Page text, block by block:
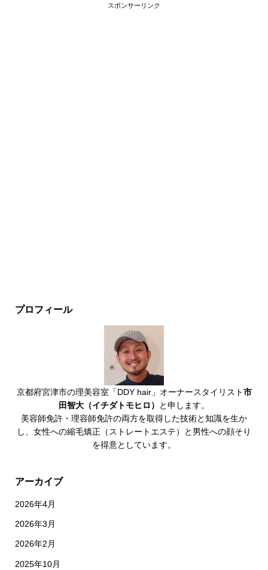
スポンサーリンク
プロフィール
京都府宮津市の理美容室「DDY hair」オーナースタイリスト市
田智大（イチダトモヒロ）
と申します。
美容師免許・理容師免許の両方を取得した技術と知識を生か
し、女性への縮毛矯正（ストレートエステ）と男性への顔そり
を得意としています。
アーカイブ
2026年4月
2026年3月
2026年2月
2025年10月